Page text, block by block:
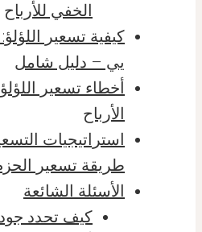
الخفي للأرباح
كيفية تسعير
يي – دليل شامل
أخطاء تسعير
الأرباح
استراتيجيات
طريقة تسعير
الأسئلة الشائعة
كيف تحدد